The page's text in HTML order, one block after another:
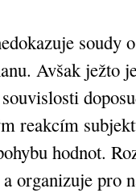
soudy
Avšak ježto
reakcím
hodnot.
organizuje pro